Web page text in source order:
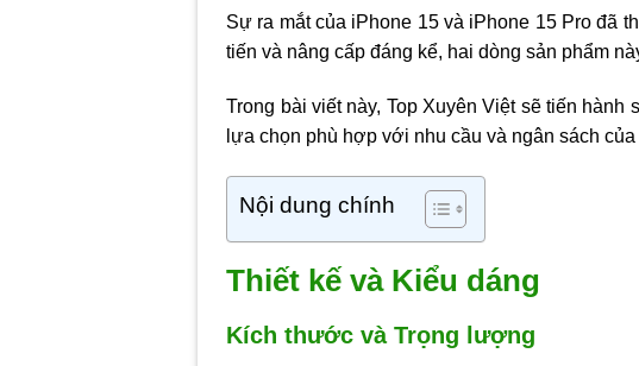
Sự ra mắt của iPhone 15 và iPhone 15 Pro đã
tiến và nâng cấp đáng kể, hai dòng sản phẩm
Trong bài viết này, Top Xuyên Việt sẽ tiến
lựa chọn phù hợp với nhu cầu và ngân sách của
Nội dung chính
Thiết kế và Kiểu dáng
Kích thước và Trọng lượng